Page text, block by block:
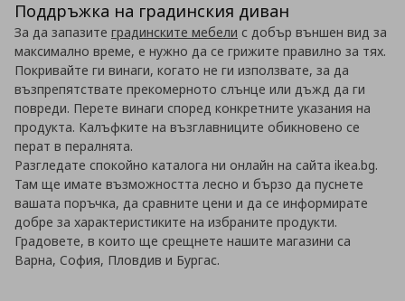
Поддръжка на градинския диван
За да запазите градинските мебели с добър външен вид за
максимално време, е нужно да се грижите правилно за тях.
Покривайте ги винаги, когато не ги използвате, за да
възпрепятствате прекомерното слънце или дъжд да ги
повреди. Перете винаги според конкретните указания на
продукта. Калъфките на възглавниците обикновено се
перат в пералнята.
Разгледате спокойно каталога ни онлайн на сайта ikea.bg.
Там ще имате възможността лесно и бързо да пуснете
вашата поръчка, да сравните цени и да се информирате
добре за характеристиките на избраните продукти.
Градовете, в които ще срещнете нашите магазини са
Варна, София, Пловдив и Бургас.